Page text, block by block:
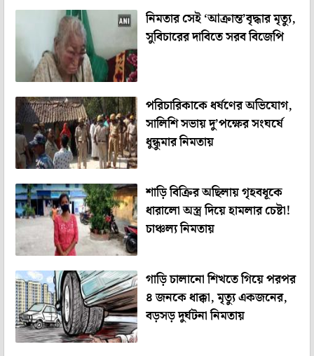
নিমতার সেই ‘আক্রান্ত’বৃদ্ধার মৃত্যু,
সুবিচারের দাবিতে সরব বিজেপি
পরিচারিকাকে ধর্ষণের অভিযোগ,
সালিশি সভায় দু’পক্ষের সংঘর্ষে
ধুন্ধুমার নিমতায়
শাড়ি বিক্রির অছিলায় গৃহবধূকে
ধারালো অস্ত্র দিয়ে হামলার চেষ্টা!
চাঞ্চল্য নিমতায়
গাড়ি চালানো শিখতে গিয়ে পরপর
৪ জনকে ধাক্কা, মৃত্যু একজনের,
বড়সড় দুর্ঘটনা নিমতায়